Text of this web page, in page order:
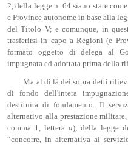
2, della legge n. 64 siano state
e Province autonome in base alla
del Titolo V; e comunque, in
trasferirsi in capo a Regioni (e
formato oggetto di delega al
impugnata ed adottata prima della
Ma al di là dei sopra detti
di fondo dell'intera
destituita di fondamento. Il
alternativo alla prestazione militare,
comma 1, lettera a), della legge
“concorre, in alternativa al